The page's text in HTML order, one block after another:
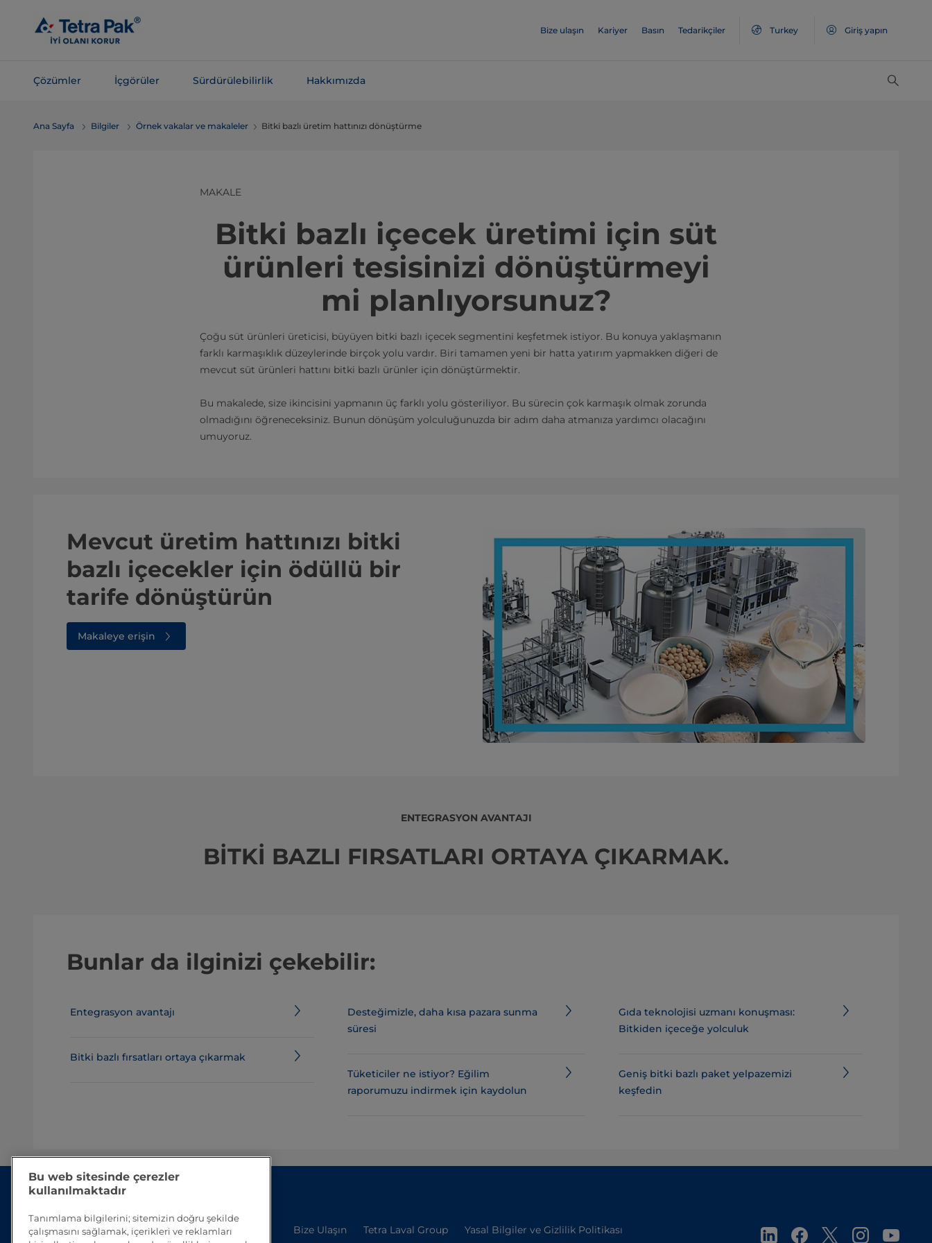
içeriğe
Bize ulaşın Kariyer Basın Tedarikçiler Turkey Giriş yapın
Çözümler İçgörüler Sürdürülebilirlik Hakkımızda
atlaAna Sayfa Bilgiler Örnek vakalar ve makaleler Bitki bazlı üretim hattınızı dönüştürme
MAKALE
Bitki bazlı içecek üretimi için süt
ürünleri tesisinizi dönüştürmeyi
mi planlıyorsunuz?
Çoğu süt ürünleri üreticisi, büyüyen bitki bazlı içecek segmentini keşfetmek istiyor. Bu konuya yaklaşmanın
farklı karmaşıklık düzeylerinde birçok yolu vardır. Biri tamamen yeni bir hatta yatırım yapmakken diğeri de
mevcut süt ürünleri hattını bitki bazlı ürünler için dönüştürmektir.
Bu makalede, size ikincisini yapmanın üç farklı yolu gösteriliyor. Bu sürecin çok karmaşık olmak zorunda
olmadığını öğreneceksiniz. Bunun dönüşüm yolculuğunuzda bir adım daha atmanıza yardımcı olacağını
umuyoruz.
Mevcut üretim hattınızı bitki
bazlı içecekler için ödüllü bir
tarife dönüştürün
Makaleye erişin
ENTEGRASYON AVANTAJI
BİTKİ BAZLI FIRSATLARI ORTAYA ÇIKARMAK.
Bunlar da ilginizi çekebilir:
Entegrasyon avantajı
Bitki bazlı fırsatları ortaya çıkarmak
Desteğimizle, daha kısa pazara sunma
süresi
Tüketiciler ne istiyor? Eğilim
raporumuzu indirmek için kaydolun
Gıda teknolojisi uzmanı konuşması:
Bitkiden içeceğe yolculuk
Geniş bitki bazlı paket yelpazemizi
keşfedin
Bize Ulaşın Tetra Laval Group Yasal Bilgiler ve Gizlilik Politikası
Bu web sitesinde çerezler
kullanılmaktadır
Tanımlama bilgilerini; sitemizin doğru şekilde
çalışmasını sağlamak, içerikleri ve reklamları